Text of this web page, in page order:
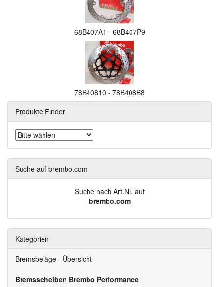
68B407A1 - 68B407P9
78B40810 - 78B408B8
Produkte Finder
Suche auf brembo.com
Suche nach Art.Nr. auf
brembo.com
Kategorien
Bremsbeläge - Übersicht
Bremsscheiben Brembo Performance